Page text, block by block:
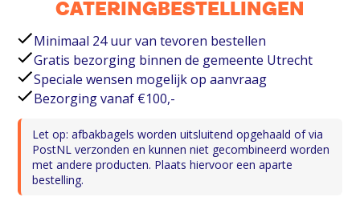
CATERINGBESTELLINGEN
Minimaal 24 uur van tevoren bestellen
Gratis bezorging binnen de gemeente Utrecht
Speciale wensen mogelijk op aanvraag
Bezorging vanaf €100,-
Let op: afbakbagels worden uitsluitend opgehaald of via
PostNL verzonden en kunnen niet gecombineerd worden
met andere producten. Plaats hiervoor een aparte
bestelling.